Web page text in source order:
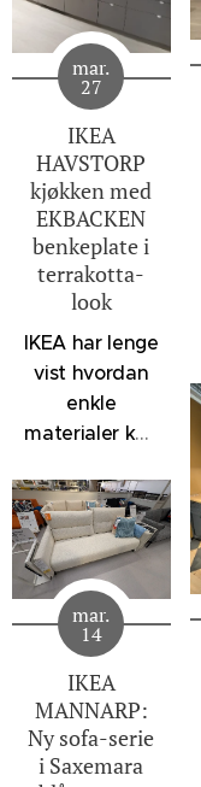
mar.
27
IKEA
HAVSTORP
kjøkken med
EKBACKEN
benkeplate i
terrakotta-
look
IKEA har lenge
vist hvordan
enkle
materialer kan
for å skape
kjøkken som
føles både
moderne og
innbydende.
Denne
løsningen
med
HAVSTORP
fronter i lys
mar.
14
IKEA
MANNARP:
Ny sofa-serie
i Saxemara